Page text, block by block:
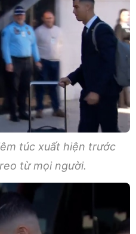
túc xuất hiện trước
từ mọi người.